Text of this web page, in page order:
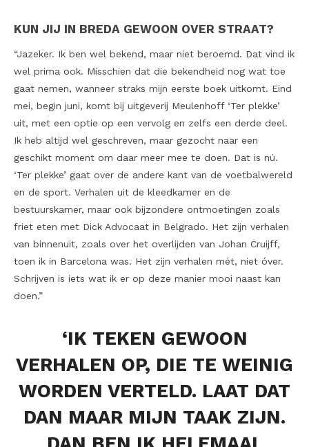
KUN JIJ IN BREDA GEWOON OVER STRAAT?
“Jazeker. Ik ben wel bekend, maar niet beroemd. Dat vind ik
wel prima ook. Misschien dat die bekendheid nog wat toe
gaat nemen, wanneer straks mijn eerste boek uitkomt. Eind
mei, begin juni, komt bij uitgeverij Meulenhoff ‘Ter plekke’
uit, met een optie op een vervolg en zelfs een derde deel.
Ik heb altijd wel geschreven, maar gezocht naar een
geschikt moment om daar meer mee te doen. Dat is nú.
‘Ter plekke’ gaat over de andere kant van de voetbalwereld
en de sport. Verhalen uit de kleedkamer en de
bestuurskamer, maar ook bijzondere ontmoetingen zoals
friet eten met Dick Advocaat in Belgrado. Het zijn verhalen
van binnenuit, zoals over het overlijden van Johan Cruijff,
toen ik in Barcelona was. Het zijn verhalen mét, niet óver.
Schrijven is iets wat ik er op deze manier mooi naast kan
doen.”
‘IK TEKEN GEWOON
VERHALEN OP, DIE TE WEINIG
WORDEN VERTELD. LAAT DAT
DAN MAAR MIJN TAAK ZIJN.